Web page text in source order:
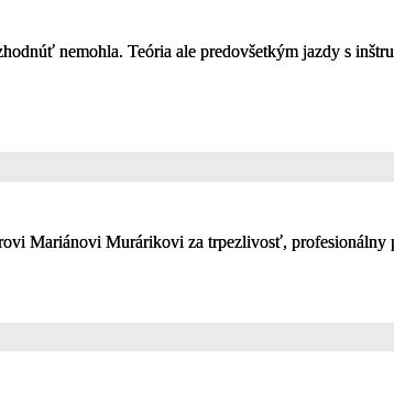
nemohla. Teória ale predovšetkým jazdy s
Mariánovi Murárikovi za trpezlivosť,